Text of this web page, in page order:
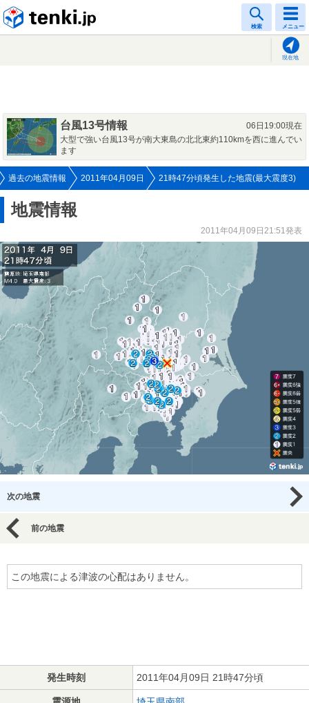
検索 メニュー
現在地
台風13号情報
06日19:00現在
大型で強い台風13号が南大東島の北北東約110kmを西に進んでい
ます
過去の地震情報 2011年04月09日 21時47分頃発生した地震(最大震度3)
地震情報
2011年04月09日21:51発表
次の地震
前の地震
この地震による津波の心配はありません。
発生時刻 2011年04月09日 21時47分頃